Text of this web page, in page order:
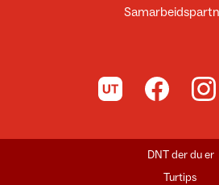
Til UT.no Til DNT på
Til
DNT der du er
Turtips